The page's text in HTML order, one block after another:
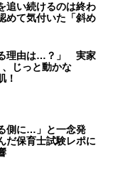
追い続けるのは終わ
めて気付いた「斜め
る理由は…？」 実家
じっと動かな
！
側に…」と一念発
保育士試験レポに